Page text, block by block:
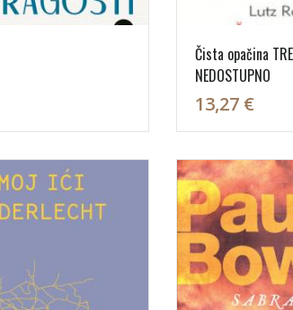
Čista opačina
NEDOSTUPNO
13,27 €